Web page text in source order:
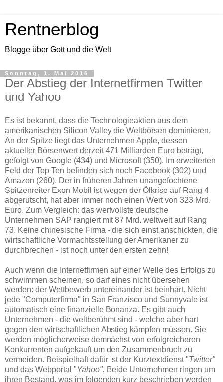
Rentnerblog
Blogge über Gott und die Welt
Sonntag, 1. Mai 2016
Der Abstieg der Internetfirmen Twitter
und Yahoo
Es ist bekannt, dass die Technologieaktien aus dem
amerikanischen Silicon Valley die Weltbörsen dominieren.
An der Spitze liegt das Unternehmen Apple, dessen
aktueller Börsenwert derzeit 471 Milliarden Euro beträgt,
gefolgt von Google (434) und Microsoft (350). Im erweiterten
Feld der Top Ten befinden sich noch Facebook (302) und
Amazon (260). Der in früheren Jahren unangefochtene
Spitzenreiter Exon Mobil ist wegen der Ölkrise auf Rang 4
abgerutscht, hat aber immer noch einen Wert von 323 Mrd.
Euro. Zum Vergleich: das wertvollste deutsche
Unternehmen SAP rangiert mit 87 Mrd. weltweit auf Rang
73. Keine chinesische Firma - die sich einst anschickten, die
wirtschaftliche Vormachtsstellung der Amerikaner zu
durchbrechen - ist noch unter den ersten zehn!
Auch wenn die Internetfirmen auf einer Welle des Erfolgs zu
schwimmen scheinen, so darf eines nicht übersehen
werden: der Wettbewerb untereinander ist beinhart. Nicht
jede "Computerfirma" in San Franzisco und Sunnyvale ist
automatisch eine finanzielle Bonanza. Es gibt auch
Unternehmen - die weltberühmt sind - welche aber hart
gegen den wirtschaftlichen Abstieg kämpfen müssen. Sie
werden möglicherweise demnächst von erfolgreicheren
Konkurrenten aufgekauft um den Zusammenbruch zu
vermeiden. Beispielhaft dafür ist der Kurztextdienst "Twitter"
und das Webportal "Yahoo". Beide Unternehmen ringen um
ihren Bestand, was im folgenden kurz beschrieben werden